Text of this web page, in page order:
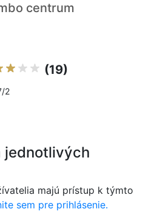
centrum
(19)
2
jednotlivých
majú prístup k týmto
sem pre prihlásenie.